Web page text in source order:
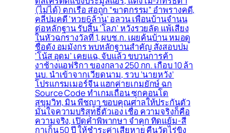
(ไม่ได้) ตกเรือ ส่อถูก “ฆาตกรรม” อำพรางคดี,
คลี่ปมคดี ‘หวย6ล้าน’ อลวน เพื่อนบ้านจำนน
ต่อหลักฐาน รับสิ้น ‘โลภ’ หวังรวยลัด แพ้เสียง
ในหัวฉกรางวัลที่ 1, ผบช.ก. เผยค้นบ้าน หมอดู
ชื่อดัง อมมังกร พบหลักฐานสำคัญ สั่งสอบปม
‘โน้ส อุดม’ เคยแฉ, จับแล้ว ขบวนการค้า
งาช้างแอฟริกา ของกลาง 250 กก. เกือบ 10 ล้า
นบ. นำเข้าจากเวียดนาม, รวบ ‘นายหวัง’
โปรแกรมเมอร์จีน แฮกค่ายเกมยักษ์ ฉก
Source Code ทำเกมเถื่อน ซุกคอนโด
สุขุมวิท, มิน พีชญา ขอบคุณศาลให้ประกันตัว
มั่นใจความบริสุทธิ์ตัวเอง เชื่อ ความจริงก็คือ
ความจริง, เปิดคำพิพากษา จำคุก ทิดแย้ม-สี
กาเก็น 50 ปี ให้ชำระค่าเสียหาย คืนวัดไร่ขิง